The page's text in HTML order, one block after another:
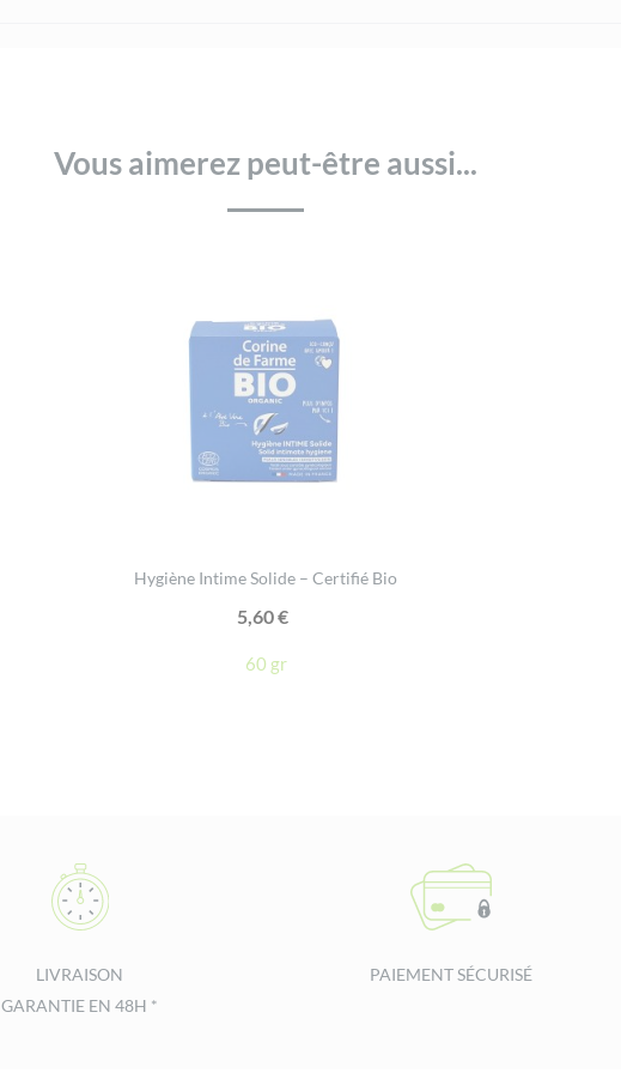
Vous aimerez peut-être aussi...
Hygiène Intime Solide – Certifié Bio
5,60€
60 gr
LIVRAISON
GARANTIE EN 48H *
PAIEMENT SÉCURISÉ